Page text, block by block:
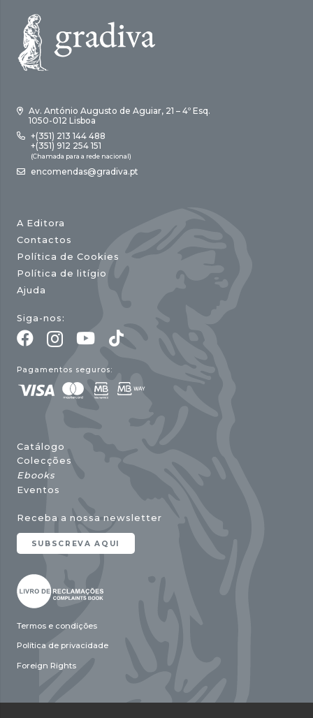
Av. António Augusto de Aguiar, 21 – 4º Esq.
1050-012 Lisboa
+(351) 213 144 488
+(351) 912 254 151
(Chamada para a rede nacional)
encomendas@gradiva.pt
A Editora
Contactos
Política de Cookies
Política de litígio
Ajuda
Siga-nos:
Pagamentos seguros:
Catálogo
Colecções
Ebooks
Eventos
Receba a nossa newsletter
SUBSCREVA AQUI
Termos e condições
Política de privacidade
Foreign Rights